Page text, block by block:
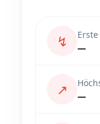
↯
—
↗
—